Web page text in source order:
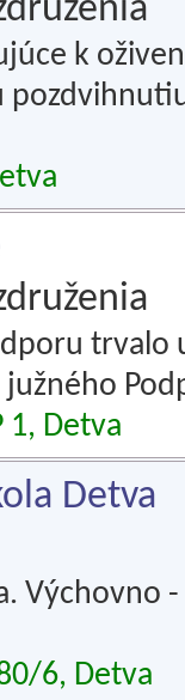
k
trvalo
južného
1, Detva
Detva
Výchovno
6, Detva